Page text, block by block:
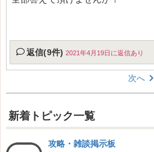
返信(9件) 2021年4月19日に返信あり
次へ
新着トピック一覧
攻略・雑談掲示板